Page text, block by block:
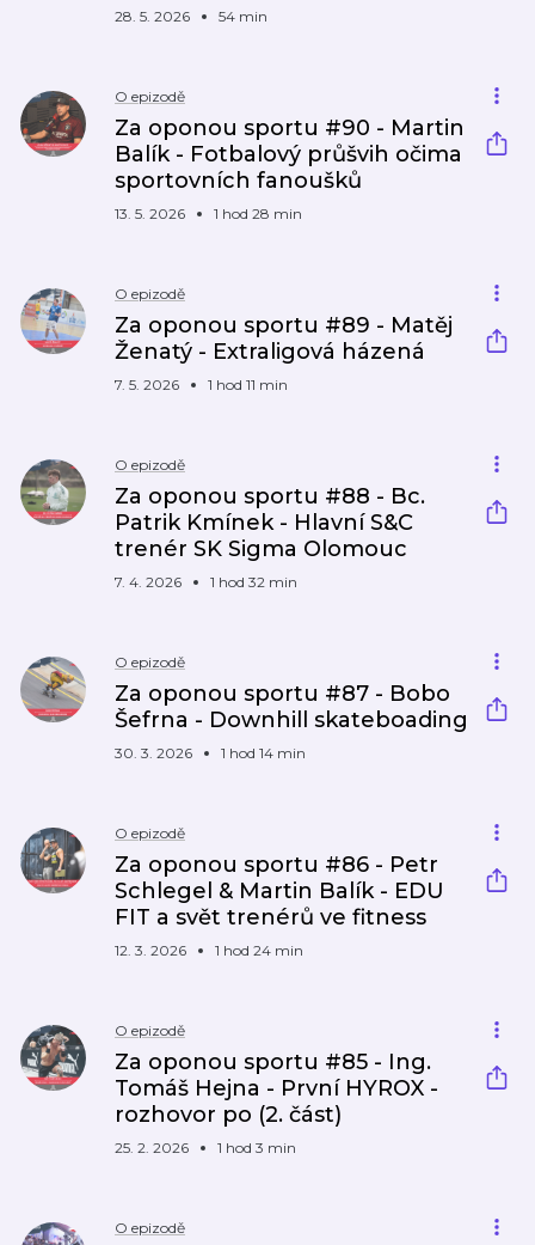
28. 5. 2026 54 min
O epizodě
Za oponou sportu #90 - Martin
Balík - Fotbalový průšvih očima
sportovních fanoušků
13. 5. 2026 1 hod 28 min
O epizodě
Za oponou sportu #89 - Matěj
Ženatý - Extraligová házená
7. 5. 2026 1 hod 11 min
O epizodě
Za oponou sportu #88 - Bc.
Patrik Kmínek - Hlavní S&C
trenér SK Sigma Olomouc
7. 4. 2026 1 hod 32 min
O epizodě
Za oponou sportu #87 - Bobo
Šefrna - Downhill skateboading
30. 3. 2026 1 hod 14 min
O epizodě
Za oponou sportu #86 - Petr
Schlegel & Martin Balík - EDU
FIT a svět trenérů ve fitness
12. 3. 2026 1 hod 24 min
O epizodě
Za oponou sportu #85 - Ing.
Tomáš Hejna - První HYROX -
rozhovor po (2. část)
25. 2. 2026 1 hod 3 min
O epizodě